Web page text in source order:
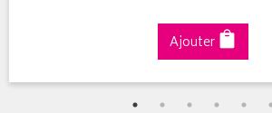
Ajouter